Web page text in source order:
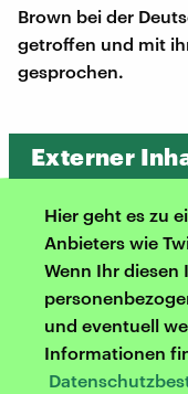
Brown bei der
getroffen und mit
gesprochen.
Externer
Hier geht es zu
Anbieters wie
Wenn Ihr diesen
und eventuell
Informationen